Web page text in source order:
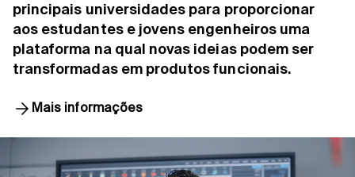
principais universidades para proporcionar
aos estudantes e jovens engenheiros uma
plataforma na qual novas ideias podem ser
transformadas em produtos funcionais.
Mais informações